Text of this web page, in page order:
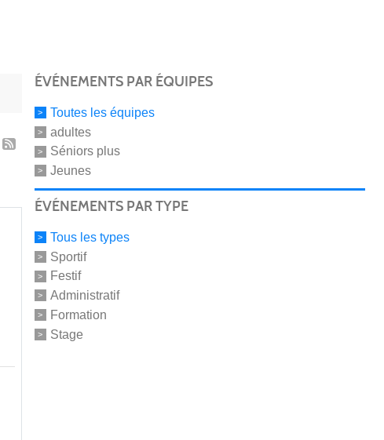
ÉVÉNEMENTS PAR ÉQUIPES
Toutes les équipes
adultes
Séniors plus
Jeunes
ÉVÉNEMENTS PAR TYPE
Tous les types
Sportif
Festif
Administratif
Formation
Stage